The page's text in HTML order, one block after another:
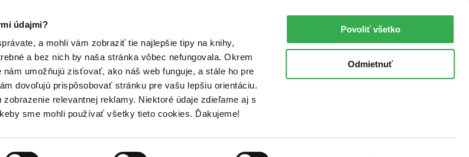
údajmi?
a mohli vám zobraziť tie najlepšie tipy na knihy,
a bez nich by naša stránka vôbec nefungovala. Okrem
umožňujú zisťovať, ako náš web funguje, a stále ho pre
dovoľujú prispôsobovať stránku pre vašu lepšiu orientáciu.
relevantnej reklamy. Niektoré údaje zdieľame aj s
sme mohli používať všetky tieto cookies. Ďakujeme!
Povoliť všetko
Odmietnuť